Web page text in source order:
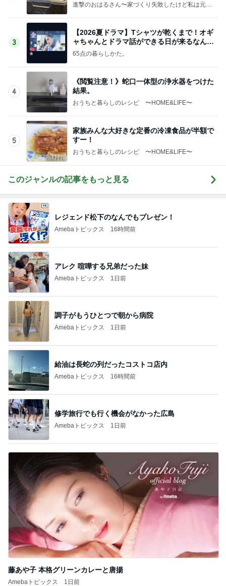
進撃のおはるさん〜家づくり失敗したけど私は元気
3
【2026夏ドラマ】Tシャツが乾くまで！オギ
ャちゃんとドラマ話ができる日が来るなん
て！
65点の暮らしかた。
4
《閲覧注意！》蛇口一体型の浄水器をつけた
結果。
おうちと暮らしのレシピ 〜HOME&LIFE〜
5
家族みんな大好きな定番の冷凍食品が半額で
すー！
おうちと暮らしのレシピ 〜HOME&LIFE〜
このジャンルの記事をもっと見る
レジェンド松下のなんでもプレゼン！
Amebaトピックス 16時間前
アレク 喧嘩する兄弟だった妹
Amebaトピックス 1日前
調子がもうひとつで朝から病院
Amebaトピックス 1日前
給油は長蛇の列だったコストコ店内
Amebaトピックス 16時間前
修学旅行でも行く機会がなかった広島
Amebaトピックス 1日前
藤あや子 本格グリーンカレーと唐揚
Amebaトピックス 1日前